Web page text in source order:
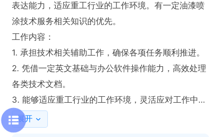
表达能力，适应重工行业的工作环境。有一定油漆喷
涂技术服务相关知识的优先。
工作内容：
1. 承担技术相关辅助工作，确保各项任务顺利推进。
2. 凭借一定英文基础与办公软件操作能力，高效处理
各类技术文档。
3. 能够适应重工行业的工作环境，灵活应对工作中的
各项挑战。
4. 需具备较好的表达能力，清晰准确地传达技术信
展开